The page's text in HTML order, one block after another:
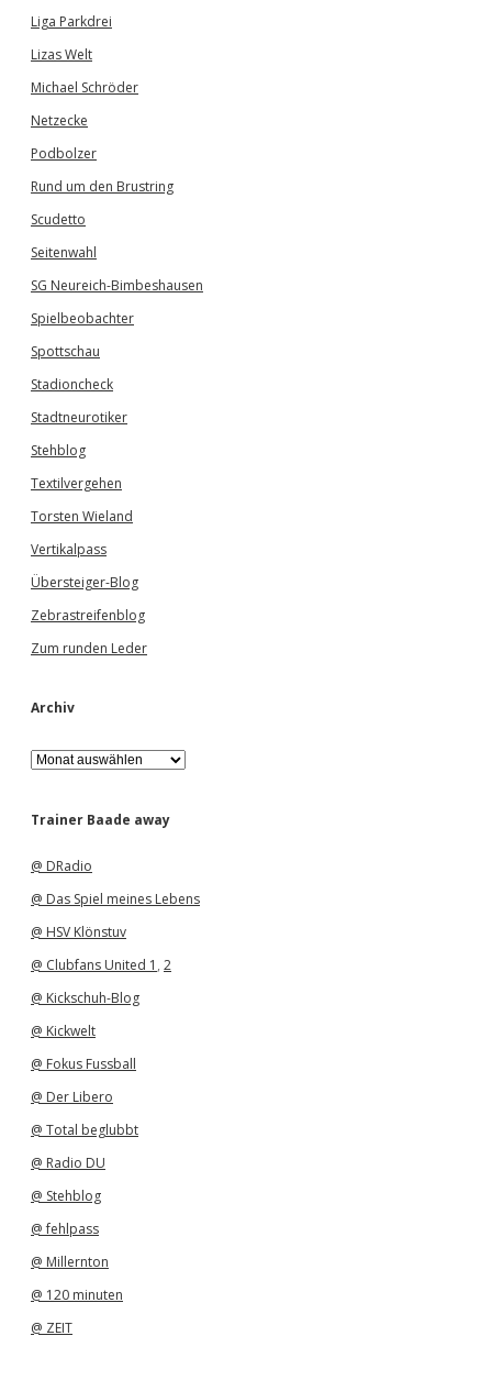
Liga Parkdrei
Lizas Welt
Michael Schröder
Netzecke
Podbolzer
Rund um den Brustring
Scudetto
Seitenwahl
SG Neureich-Bimbeshausen
Spielbeobachter
Spottschau
Stadioncheck
Stadtneurotiker
Stehblog
Textilvergehen
Torsten Wieland
Vertikalpass
Übersteiger-Blog
Zebrastreifenblog
Zum runden Leder
Archiv
A
r
h
Trainer Baade away
@ DRadio
@ Das Spiel meines Lebens
@ HSV Klönstuv
@ Clubfans United 1 , 2
@ Kickschuh-Blog
@ Kickwelt
@ Fokus Fussball
@ Der Libero
@ Total beglubbt
@ Radio DU
@ Stehblog
@ fehlpass
@ Millernton
@ 120 minuten
@ ZEIT